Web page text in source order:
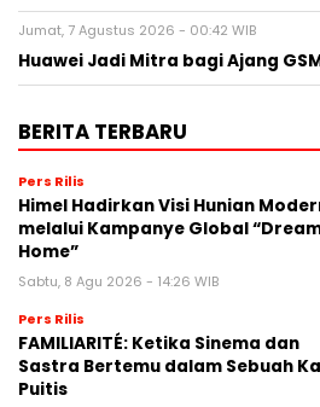
Jumat, 7 Agustus 2026 - 00:42 WIB
Huawei Jadi Mitra bagi Ajang
BERITA TERBARU
Pers Rilis
Himel Hadirkan Visi Hunian
melalui Kampanye Global
Home”
Sabtu, 8 Agu 2026 - 14:26 WIB
Pers Rilis
FAMILIARITÉ: Ketika Sinema dan
Sastra Bertemu dalam Sebuah
Puitis